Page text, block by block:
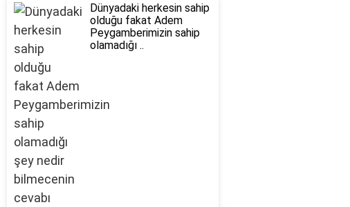
Dünyadaki herkesin sahip
olduğu fakat Adem
Peygamberimizin sahip
olamadığı ..